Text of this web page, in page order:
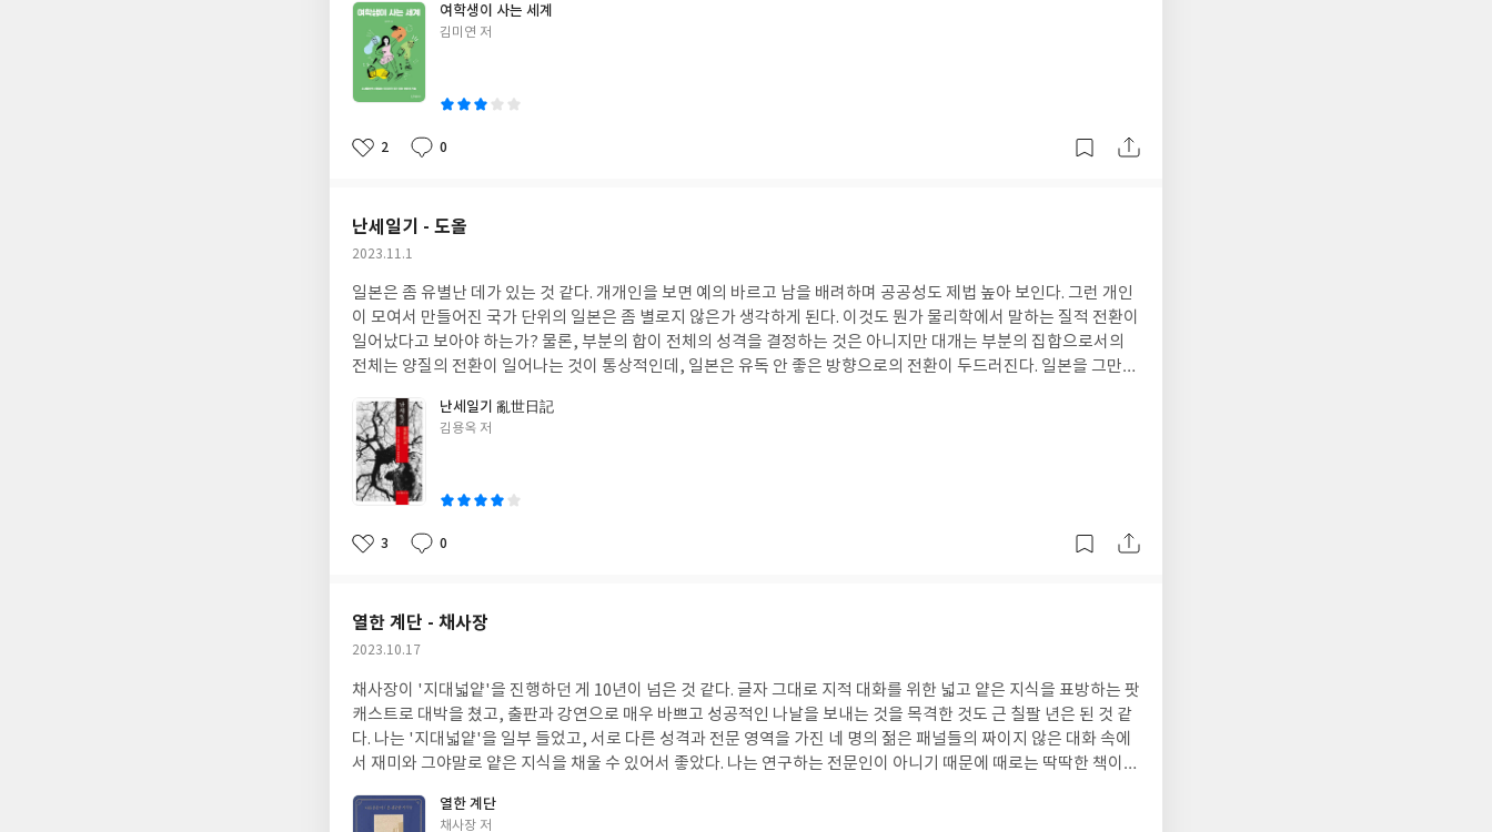
는 사람들도 있다. 천성이 외향적인 사람은 관계가 일상화되었으므로 빈도가 좀 줄기는 하겠지만 유지가 될 것이다. 돈
이 많거나 전문 분야를 나이가 들어서도 지속할 수 있는 사람도 사정이 낫다. 결국 이도 저도 아닌 사람들은 지금부터
라도 관계망을 정비해야 한다. 기존에 교류하는 친구들과 조금 더 정기적인 연락을 하고, 가족들과 더 자주 시간을 보
내자. 지금 만나는 사람들 중에 나와 잘 맞고, 좋은 사람이라고 생각하는 사람과의 관계를 잘 가꾸어 나가 지속시키는
것도 필요하겠다.
모른다고 봐야 맞을 것이다. 남자와 여자의 특징이 달라지기 시작하는 때가 중고등학교 시절이다. 뇌과학적으로 10대
는 성인에 비해 이성적 사고와 판단을 담당하는 전두엽의 발달이 덜 되었기 때문에 남녀 공히 사회적 관계에 아직은 취
약하다. 쉽게 감정적이 되고, 또래의 분위기에 좌우되며, 유혹에 잘 빠지고 그만큼 헤어 나오기도 어렵다. 이런 점은 남
녀 사춘기 시절 함께 공유하는 공통점이다. 반면에 진화적으로 성선택의 특성이 발현되는 시기인 만큼 여성과 남성의
생존과 번식의 전략이 달라지는 때이기도 하다. 남자 사회는 경쟁우위에 서기 위해 약육강식의 장이 되고, 여자들은
안전한 자원의 확보를 위한 신뢰와 관계의 네트워크를 중요시하게 된다. 남자 학생들은 정말 그렇다. 영화에서 보듯이
아이 세계에서는 그리 드문 일이 아니었다. 나는 초등학교 이후로 주먹다짐한 적은 없으나 중학교 시절 한때 괴롭힘을
당하기도 했다. 나를 못살게 군 아이는 처음부터 그랬던 것은 아니다. 약간의 공격적인 몇 번의 행위에 내가 크게 저항
하지 않자, 그 정도가 점점 심해져 소위 갑을 관계가 굳어져 버렸다. 나는 매우 괴로웠고, 마침내 어떤 방법을 사용하여
그 굴레 밖으로 탈출에 성공했다. 폭력이 동원되는 경우는 많지 않지만, 여자아이의 세계에도 괴롭힘과 따돌림이 발생
한다. 대신에 여자아이들은 눈빛과 표정으로 그리고 대화를 하지 않거나 무시하는 것으로 상대방에게 상처를 주는 것
같다. 관계에 대한 애착이 남자아이들보다는 강하므로 친하다고 여겼던 친구로부터의 냉대와 무관심, 그리고 또래 집
단으로부터의 따돌림은 여자아이들에게 훨씬 더 큰 상처를 입히는 것 같다. 책에서는 같은 여성이며, 그 시기를 지나
기 위해서 자신의 10대 시절로 되돌아가 자신이 겪었던 상처와 만나서 위로하고 화해한다. 나는 아이를 충분히 이해해
주고, 격려해 주는 친구와 같은 아빠가 될 거라고 과거부터 다짐해 왔지만, 이게 쉬운 일이 아니라는 것을 확인하는 데
그리 오랜 시간이 걸리지 않았다. 나는 소심하고 쉽게 삐치는 사람이라는 것을 아이의 양육 과정에서 다시 확인했다.
그럴 때마다 나는 <10대의 뇌>에서 저자가 한 말을 상기한다. 그는 이렇게 말하는 것 같다. "진정해, 이 아버지야. 아직
덜 자란 아이일 뿐이야. 이기적이고, 말 안 듣고, 사이코 패스같지 않은 십대는 어디에도 없다고"라고 말이다. 그러니
까. 아직 스펀지처럼 뇌의 가소성이 큰 질풍노도의 십대에게도 도덕적이고, 양심적이며, 사회성을 충분히 갖춘 어른으
로 자라날 가능성은 항상 내포하고 있는 것이다.
여학생이 사는 세계
글
김미연 저
좋
2
댓
0
작
난세일기 - 도올
작
일
2023.11.1
일본은 좀 유별난 데가 있는 것 같다. 개개인을 보면 예의 바르고 남을 배려하며 공공성도 제법 높아 보인다. 그런 개인
이 모여서 만들어진 국가 단위의 일본은 좀 별로지 않은가 생각하게 된다. 이것도 뭔가 물리학에서 말하는 질적 전환이
일어났다고 보아야 하는가? 물론, 부분의 합이 전체의 성격을 결정하는 것은 아니지만 대개는 부분의 집합으로서의
전체는 양질의 전환이 일어나는 것이 통상적인데, 일본은 유독 안 좋은 방향으로의 전환이 두드러진다. 일본을 그만
미래를 위해서 과거는 묻어두자는 주장이다. 마치 일본 극우세력의 분신이 우리나라 정부의 뇌에 바이러스를 심어 둔
것이 아닌가라고 생각될 정도의 스탠스다. 전 국민 중 30%는 독도가 일본 땅이라고 해도 지지할 테니 그런 용기가 생
기는 것인지도 모르겠다. 설마 한 무속인의 말을 실천한다는 풍문이 사실은 아니겠지만,,, 이 책 도올의 <난세일기>에
서는 일본의 조선 침탈 야욕은 이미 임진왜란 때부터였다고 말한다. 물론, 그 이전에도 왜구의 노략질로 삼천리 금수
강산이 몸살을 앓았지만, 본격적으로 조선땅을 넘보기 시작한 것도 일제강점기 훨씬 이전이라는 것이다. 아마도 섬에
갇혀 더 이상 외부로 확장하기 어려운 현실과 지진으로 인한 근원적 불안감, 그리고 문보다는 무를 중시하는 군국주의
상태에서는 언제든 침략의 야욕을 불태웠다. 문재인 정부까지는 대한민국이 만만히 볼 상대가 아니었기 때문에 함부
로 도발하지 않았던 것뿐이다. 과거 일본이 저지른 전쟁 범죄와 침략 전쟁을 진심으로 참회하고 반성하고, 그것을 기
록에 남기지 않는다면 일본의 침략 야욕은 되살아날 수 있다. 그래서 지속적이고 진정성이 담긴 참회와 반성이 필요하
다. 자신의 가족을 강간하고 살인한 철천지원수가 당신을 종으로 삼고 집도 빼앗아 50년을 살았다고 해보자. 이 체험
을 겪은 후 돈 몇 푼과 사과로 그들을 용서할 수 있는 사람이 얼마나 될까? 윤석열 자신이 그런 상황이면 어떻겠냐는 도
올의 물음이 나는 훨씬 더 합리적이라고 생각한다. 피해를 당한 당사자를 제외하고는 누구도 '용서와 화해'를 말할 자
격이 없다고 나는 생각한다. 정부도 마찬가지다. 통일 조국에서 민족 번영을 꿈꿨던 독립지사들이 지금 남북의 분단된
실이지만, 깊이 들여다보면 '유도된 전쟁'이었다는 것이 도올의 주장이다. 나는 그 주장이 매우 설득력 있다고 느꼈다.
난세일기 亂世日記
글
김용옥 저
좋
3
댓
0
작
열한 계단 - 채사장
작
일
2023.10.17
채사장이 '지대넓얕'을 진행하던 게 10년이 넘은 것 같다. 글자 그대로 지적 대화를 위한 넓고 얕은 지식을 표방하는 팟
캐스트로 대박을 쳤고, 출판과 강연으로 매우 바쁘고 성공적인 나날을 보내는 것을 목격한 것도 근 칠팔 년은 된 것 같
다. 나는 '지대넓얕'을 일부 들었고, 서로 다른 성격과 전문 영역을 가진 네 명의 젊은 패널들의 짜이지 않은 대화 속에
서 재미와 그야말로 얕은 지식을 채울 수 있어서 좋았다. 나는 연구하는 전문인이 아니기 때문에 때로는 딱딱한 책이나
가 느꼈던 '지대넓얕'에서 채사장의 포지션은 다른 패널들의 인문학적 논의의 반대편에서 질문하고 비판하는 역할이
열한 계단
글
채사장 저